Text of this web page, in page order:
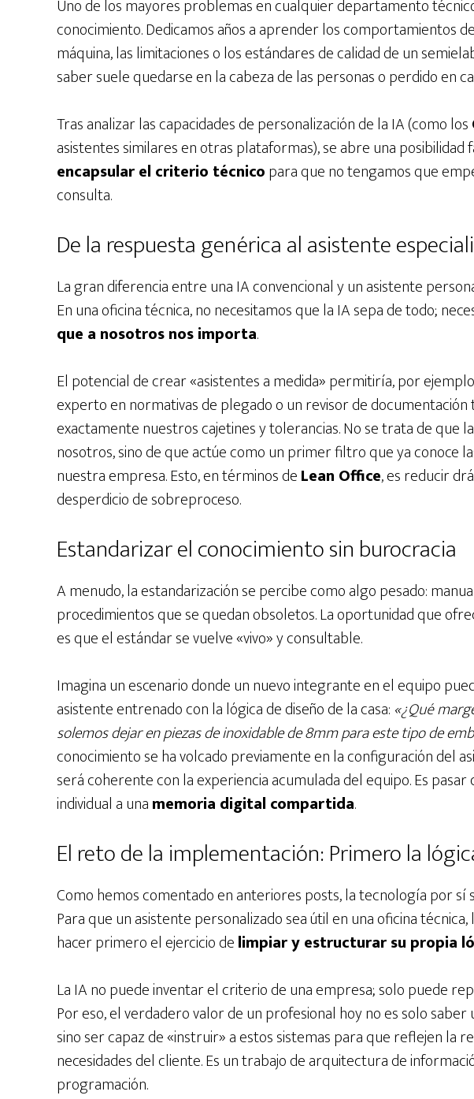
Uno de los mayores problemas en cualquier departamento
conocimiento. Dedicamos años a aprender los comportamientos
máquina, las limitaciones o los estándares de calidad de un
saber suele quedarse en la cabeza de las personas o perdido en
Tras analizar las capacidades de personalización de la IA (como los
asistentes similares en otras plataformas), se abre una posibilidad
encapsular el criterio técnicopara que no tengamos que
consulta.
De la respuesta genérica al asistente
La gran diferencia entre una IA convencional y un asistente
En una oficina técnica, no necesitamos que la IA sepa de todo;
que a nosotros nos importa.
El potencial de crear «asistentes a medida» permitiría, por
experto en normativas de plegado o un revisor de documentación
exactamente nuestros cajetines y tolerancias. No se trata de que
nosotros, sino de que actúe como un primer filtro que ya conoce
nuestra empresa. Esto, en términos deLean Office, es reducir
desperdicio de sobreproceso.
Estandarizar el conocimiento sin burocracia
A menudo, la estandarización se percibe como algo pesado:
procedimientos que se quedan obsoletos. La oportunidad que
es que el estándar se vuelve «vivo» y consultable.
Imagina un escenario donde un nuevo integrante en el equipo
asistente entrenado con la lógica de diseño de la casa: «¿Qué
solemos dejar en piezas de inoxidable de 8mm para este tipo de
conocimiento se ha volcado previamente en la configuración del
será coherente con la experiencia acumulada del equipo. Es
individual a unamemoria digital compartida.
El reto de la implementación: Primero la
Como hemos comentado en anteriores posts, la tecnología por sí
Para que un asistente personalizado sea útil en una oficina
hacer primero el ejercicio delimpiar y estructurar su propia
La IA no puede inventar el criterio de una empresa; solo puede
Por eso, el verdadero valor de un profesional hoy no es solo
sino ser capaz de «instruir» a estos sistemas para que reflejen la
necesidades del cliente. Es un trabajo de arquitectura de
programación.